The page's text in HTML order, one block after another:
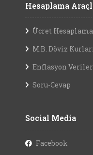
Hesaplama
Ücret
M.B. Döviz
Enflasyon
Soru-Cevap
Social Media
Facebook